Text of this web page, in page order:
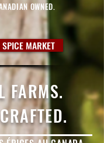
OWNED.
MARKET
FARMS.